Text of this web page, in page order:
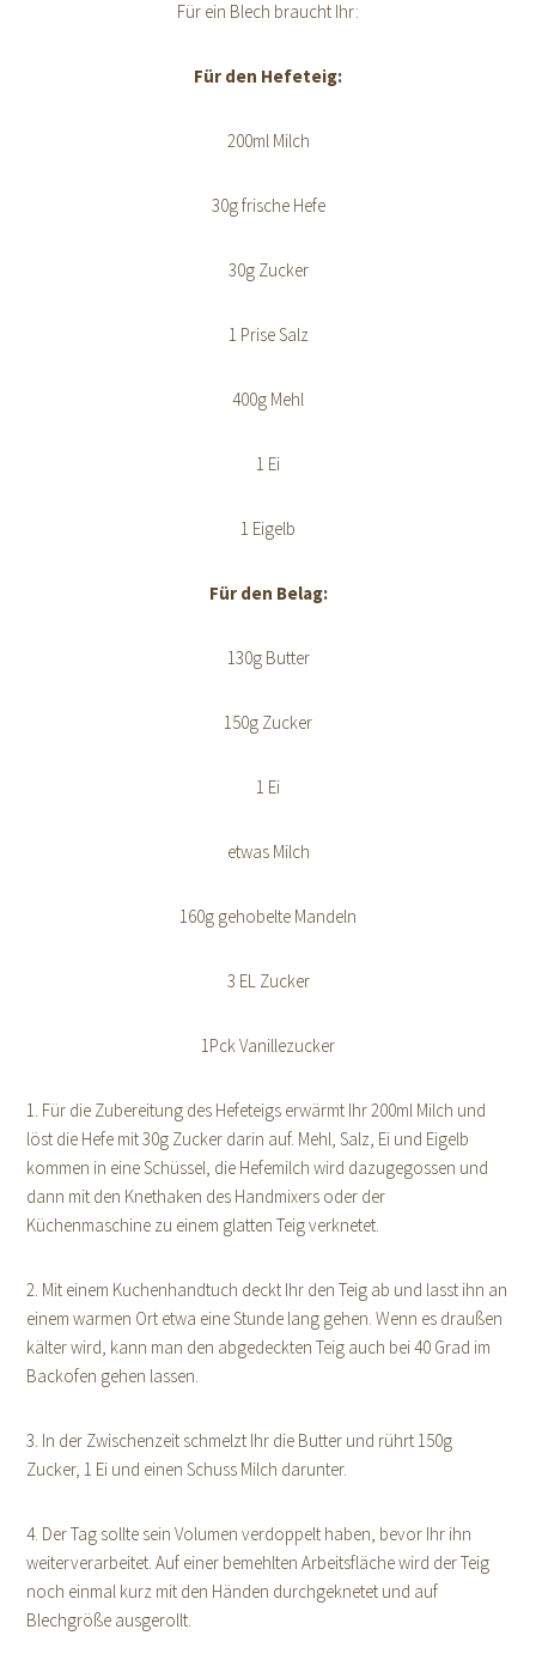
Für ein Blech braucht Ihr:
Für den Hefeteig:
200ml Milch
30g frische Hefe
30g Zucker
1 Prise Salz
400g Mehl
1 Ei
1 Eigelb
Für den Belag:
130g Butter
150g Zucker
1 Ei
etwas Milch
160g gehobelte Mandeln
3 EL Zucker
1Pck Vanillezucker
1. Für die Zubereitung des Hefeteigs erwärmt Ihr 200ml Milch und
löst die Hefe mit 30g Zucker darin auf. Mehl, Salz, Ei und Eigelb
kommen in eine Schüssel, die Hefemilch wird dazugegossen und
dann mit den Knethaken des Handmixers oder der
Küchenmaschine zu einem glatten Teig verknetet.
2. Mit einem Kuchenhandtuch deckt Ihr den Teig ab und lasst ihn an
einem warmen Ort etwa eine Stunde lang gehen. Wenn es draußen
kälter wird, kann man den abgedeckten Teig auch bei 40 Grad im
Backofen gehen lassen.
3. In der Zwischenzeit schmelzt Ihr die Butter und rührt 150g
Zucker, 1 Ei und einen Schuss Milch darunter.
4. Der Tag sollte sein Volumen verdoppelt haben, bevor Ihr ihn
weiterverarbeitet. Auf einer bemehlten Arbeitsfläche wird der Teig
noch einmal kurz mit den Händen durchgeknetet und auf
Blechgröße ausgerollt.